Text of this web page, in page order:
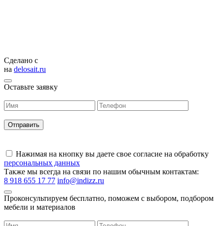
Сделано с
на delosait.ru
Оставьте заявку
Нажимая на кнопку вы даете свое согласие на обработку
персональных данных
Также мы всегда на связи по нашим обычным контактам:
8 918 655 17 77 info@indizz.ru
Проконсультируем бесплатно, поможем с выбором, подбором
мебели и материалов